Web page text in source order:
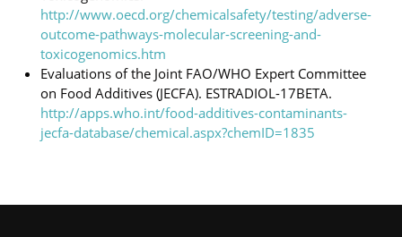
http://www.oecd.org/chemicalsafety/testing/adverse-
outcome-pathways-molecular-screening-and-
toxicogenomics.htm
Evaluations of the Joint FAO/WHO Expert Committee
on Food Additives (JECFA). ESTRADIOL-17BETA.
http://apps.who.int/food-additives-contaminants-
jecfa-database/chemical.aspx?chemID=1835